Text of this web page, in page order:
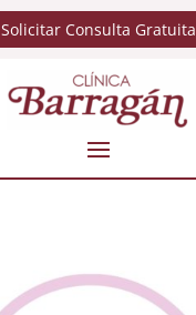
Solicitar Consulta Gratuita